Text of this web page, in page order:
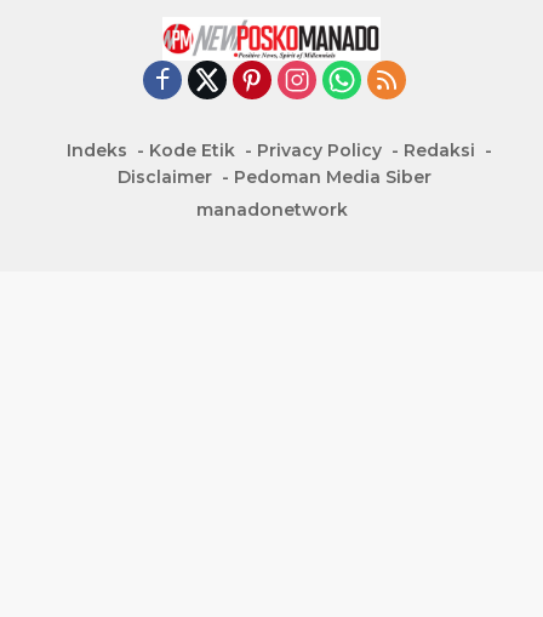
Indeks Kode Etik Privacy Policy
Redaksi
Disclaimer
Pedoman Media Siber
manadonetwork